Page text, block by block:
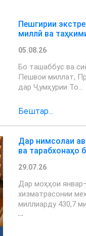
Пешгирии
миллӣ ва
05.08.26
Бо ташаббус ва
Пешвои миллат,
дар Ҷумҳурии То…
Бештар...
Дар нимсолаи
ва тарабхонаҳо
29.07.26
Дар моҳҳои
хизматрасонии
миллиарду 430,7
…